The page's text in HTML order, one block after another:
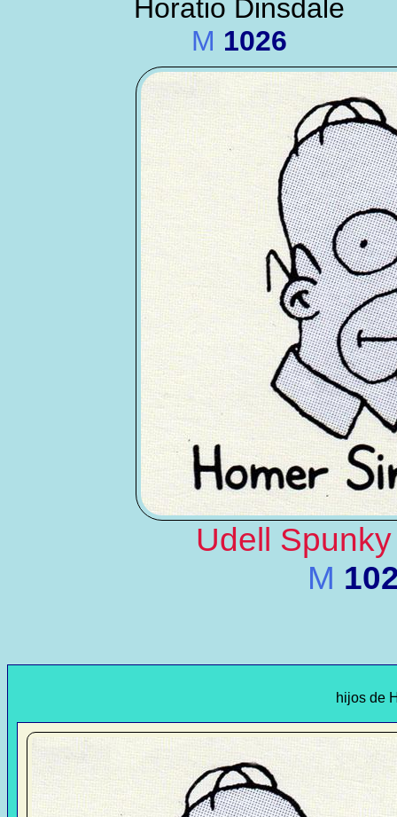
Horatio Dinsdale
M 1026
Udell
M
hijos de